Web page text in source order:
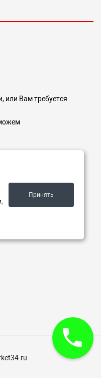
или Вам требуется
98
Принять